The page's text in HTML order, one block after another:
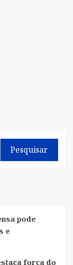
Pesquisar
pode
e
força do